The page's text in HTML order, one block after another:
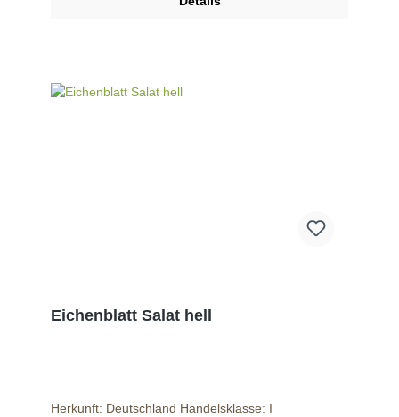
Eichenblatt Salat hell
Herkunft: Deutschland Handelsklasse: I